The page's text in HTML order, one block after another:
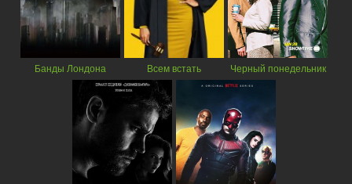
Банды Лондона Всем встать Черный понедельник